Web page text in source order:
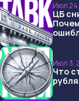
Июл
ЦБ
Июл 3,
Что